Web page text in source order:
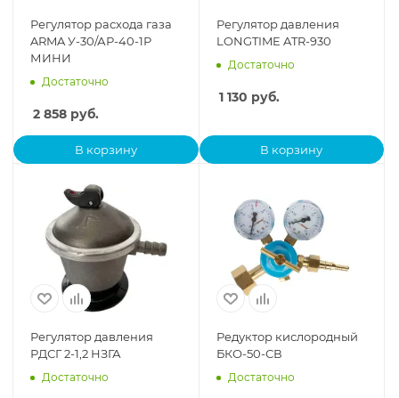
Регулятор расхода газа
ARMA У-30/АР-40-1Р
МИНИ
Достаточно
2 858 руб.
В корзину
Регулятор давления
LONGTIME ATR-930
Достаточно
1 130 руб.
В корзину
Регулятор давления
РДСГ 2-1,2 НЗГА
Достаточно
Редуктор кислородный
БКО-50-СВ
Достаточно